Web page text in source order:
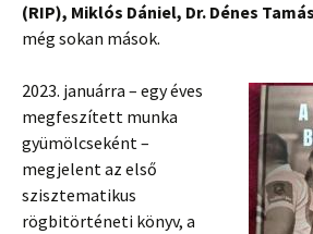
(RIP), Miklós Dániel, Dr. Dénes
még sokan mások.
2023. januárra – egy éves
megfeszített munka
gyümölcseként –
megjelent az első
szisztematikus
rögbitörténeti könyv, a